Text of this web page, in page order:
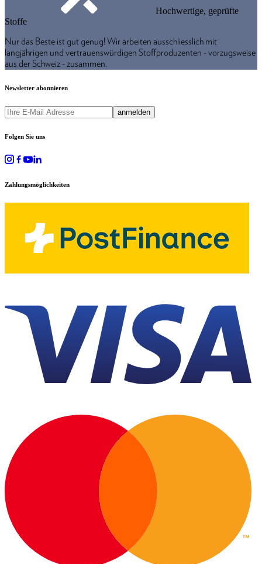
Hochwertige, geprüfte
Stoffe
Nur das Beste ist gut genug! Wir arbeiten ausschliesslich mit
langjährigen und vertrauenswürdigen Stoffproduzenten - vorzugsweise
aus der Schweiz - zusammen.
Newsletter abonnieren
anmelden
Folgen Sie uns
Zahlungsmöglichkeiten